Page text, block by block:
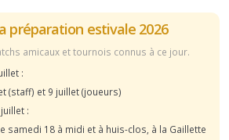
préparation estivale 2026
amicaux et tournois connus à ce jour.
:
(staff) et 9 juillet (joueurs)
:
le samedi 18 à midi et à huis-clos, à la Gaillette